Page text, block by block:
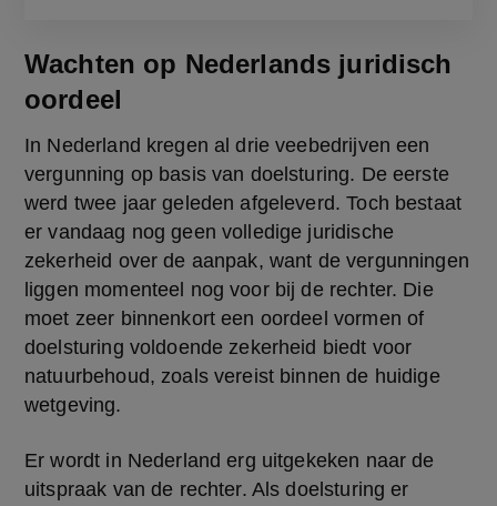
Wachten op Nederlands juridisch
oordeel
In Nederland kregen al drie veebedrijven een
vergunning op basis van doelsturing. De eerste
werd twee jaar geleden afgeleverd. Toch bestaat
er vandaag nog geen volledige juridische
zekerheid over de aanpak, want de vergunningen
liggen momenteel nog voor bij de rechter. Die
moet zeer binnenkort een oordeel vormen of
doelsturing voldoende zekerheid biedt voor
natuurbehoud, zoals vereist binnen de huidige
wetgeving.
Er wordt in Nederland erg uitgekeken naar de
uitspraak van de rechter. Als doelsturing er